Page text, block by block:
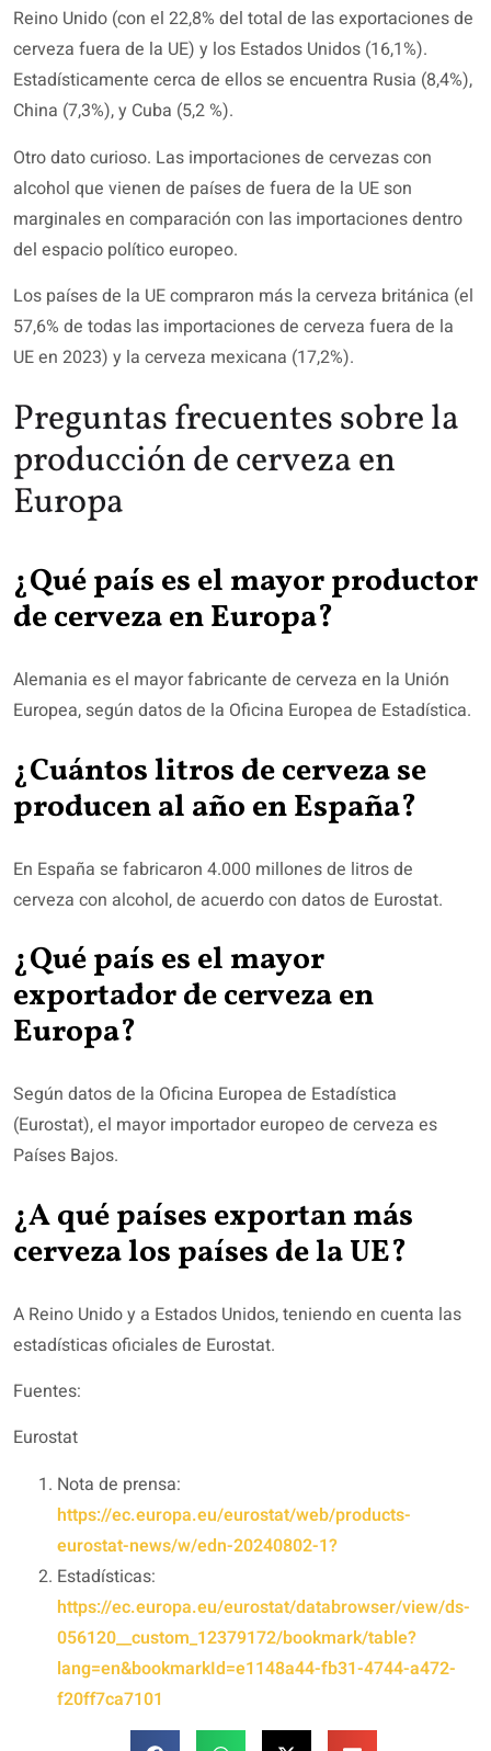
Reino Unido (con el 22,8% del total de las exportaciones de
cerveza fuera de la UE) y los Estados Unidos (16,1%).
Estadísticamente cerca de ellos se encuentra Rusia (8,4%),
China (7,3%), y Cuba (5,2 %).
Otro dato curioso. Las importaciones de cervezas con
alcohol que vienen de países de fuera de la UE son
marginales en comparación con las importaciones dentro
del espacio político europeo.
Los países de la UE compraron más la cerveza británica (el
57,6% de todas las importaciones de cerveza fuera de la
UE en 2023) y la cerveza mexicana (17,2%).
Preguntas frecuentes sobre la
producción de cerveza en
Europa
¿Qué país es el mayor productor
de cerveza en Europa?
Alemania es el mayor fabricante de cerveza en la Unión
Europea, según datos de la Oficina Europea de Estadística.
¿Cuántos litros de cerveza se
producen al año en España?
En España se fabricaron 4.000 millones de litros de
cerveza con alcohol, de acuerdo con datos de Eurostat.
¿Qué país es el mayor
exportador de cerveza en
Europa?
Según datos de la Oficina Europea de Estadística
(Eurostat), el mayor importador europeo de cerveza es
Países Bajos.
¿A qué países exportan más
cerveza los países de la UE?
A Reino Unido y a Estados Unidos, teniendo en cuenta las
estadísticas oficiales de Eurostat.
Fuentes:
Eurostat
Nota de prensa:
https://ec.europa.eu/eurostat/web/products-
eurostat-news/w/edn-20240802-1?
Estadísticas:
https://ec.europa.eu/eurostat/databrowser/view/ds-
056120__custom_12379172/bookmark/table?
lang=en&bookmarkId=e1148a44-fb31-4744-a472-
f20ff7ca7101